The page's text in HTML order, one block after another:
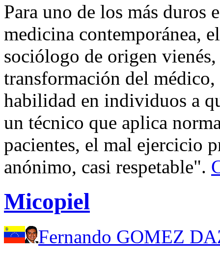
Para uno de los más duros
medicina contemporánea,
sociólogo de origen
transformación del médico,
habilidad en individuos a
un técnico que aplica
pacientes, el mal ejercicio
anónimo, casi respetable".
Micopiel
Fernando GOMEZ